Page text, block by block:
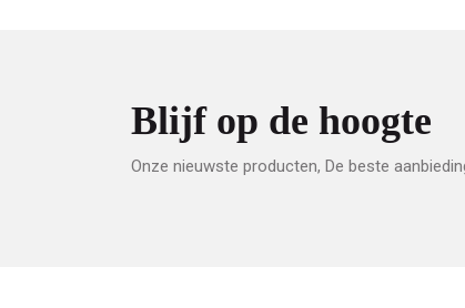
Blijf op de hoogte
Onze nieuwste producten, De beste